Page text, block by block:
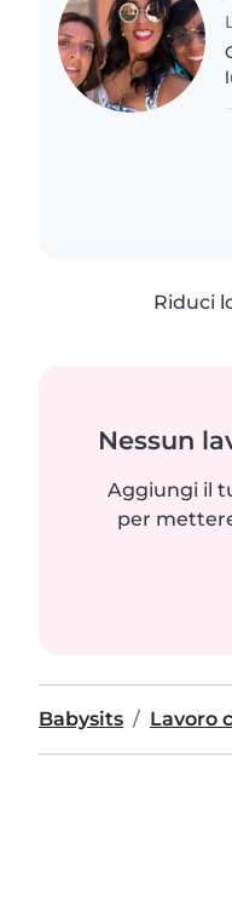
Riduci
Nessun
Aggiungi il
per
Babysits Lavoro